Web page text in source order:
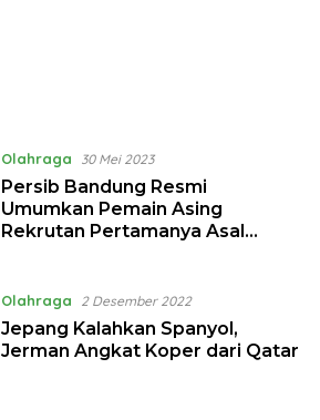
Olahraga 30 Mei 2023
Persib Bandung Resmi
Umumkan Pemain Asing
Rekrutan Pertamanya Asal
Olahraga 2 Desember 2022
Jepang Kalahkan Spanyol,
Jerman Angkat Koper dari Qatar